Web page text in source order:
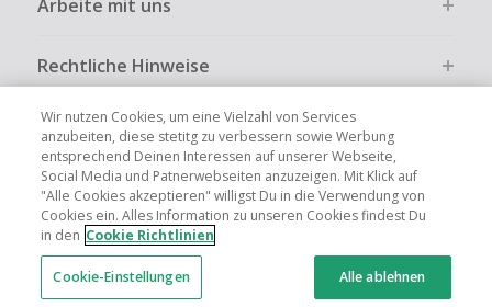
Arbeite mit uns
Rechtliche Hinweise
Globale Websites UK US CN JP FR AU IT
Wir nutzen Cookies, um eine Vielzahl von Services
anzubeiten, diese stetitg zu verbessern sowie Werbung
entsprechend Deinen Interessen auf unserer Webseite,
Social Media und Patnerwebseiten anzuzeigen. Mit Klick auf
"Alle Cookies akzeptieren" willigst Du in die Verwendung von
Cookies ein. Alles Information zu unseren Cookies findest Du
in den Cookie Richtlinien
Cookie-Einstellungen Alle ablehnen